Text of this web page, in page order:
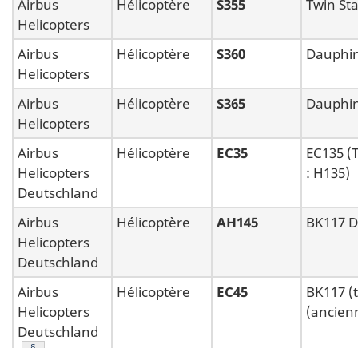
Airbus
Helicopters
Hélicoptère S355 Twin
Airbus
Helicopters
Hélicoptère S360
Airbus
Helicopters
Hélicoptère S365
Airbus
Helicopters
Deutschland
Hélicoptère EC35
EC135
: H135)
Airbus
Helicopters
Deutschland
Hélicoptère AH145 BK117
Airbus
Helicopters
Deutschland
Hélicoptère EC45
BK117